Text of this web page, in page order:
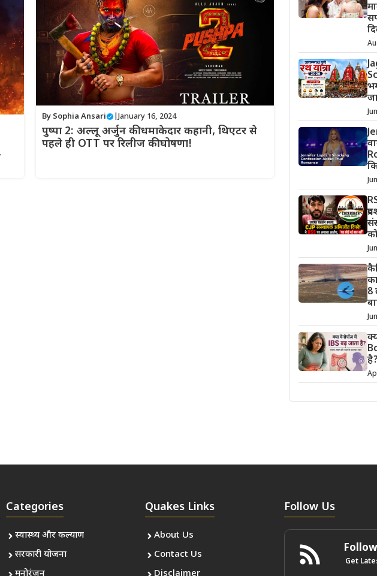
By Sophia Ansari | January 16, 2024
पुष्पा 2: अल्लू अर्जुन की धमाकेदार कहानी, थिएटर से
पहले ही OTT पर रिलीज की घोषणा!
8
Categories
स्वास्थ्य और कल्याण
सरकारी योजना
Quakes Links
About Us
Contact Us
Follow Us
Get